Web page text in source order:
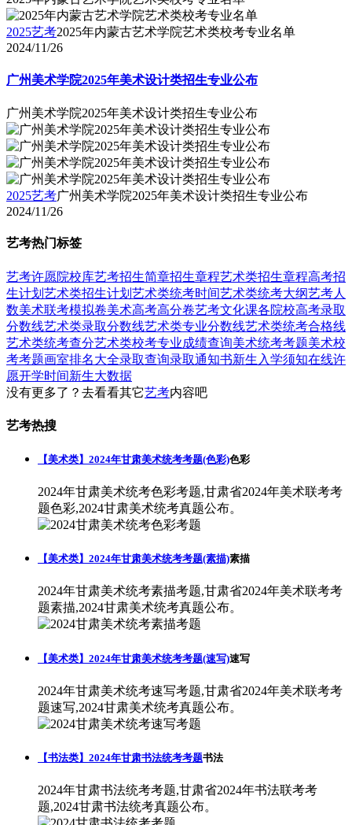
2025艺考2025年内蒙古艺术学院艺术类校考专业名单
2024/11/26
广州美术学院2025年美术设计类招生专业公布
广州美术学院2025年美术设计类招生专业公布
2025艺考广州美术学院2025年美术设计类招生专业公布
2024/11/26
艺考热门标签
艺考许愿院校库艺考招生简章招生章程艺术类招生章程高考招
生计划 艺术类招生计划 艺术类统考时间艺术类统考大纲艺考人
数美术联考模拟卷美术高考高分卷艺考文化课各院校高考录取
分数线艺术类录取分数线艺术类专业分数线艺术类统考合格线
艺术类统考查分艺术类校考专业成绩查询美术统考考题美术校
考考题画室排名大全录取查询录取通知书新生入学须知在线许
愿开学时间新生大数据
没有更多了？去看看其它艺考内容吧
艺考热搜
【美术类】2024年甘肃美术统考考题(色彩)色彩
2024年甘肃美术统考色彩考题,甘肃省2024年美术联考考
题色彩,2024甘肃美术统考真题公布。
【美术类】2024年甘肃美术统考考题(素描)素描
2024年甘肃美术统考素描考题,甘肃省2024年美术联考考
题素描,2024甘肃美术统考真题公布。
【美术类】2024年甘肃美术统考考题(速写)速写
2024年甘肃美术统考速写考题,甘肃省2024年美术联考考
题速写,2024甘肃美术统考真题公布。
【书法类】2024年甘肃书法统考考题书法
2024年甘肃书法统考考题,甘肃省2024年书法联考考
题,2024甘肃书法统考真题公布。